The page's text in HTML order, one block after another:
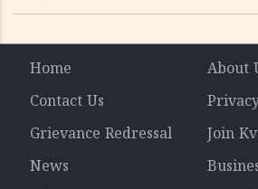
Home
About
Contact Us
Grievance Redressal
Join
News